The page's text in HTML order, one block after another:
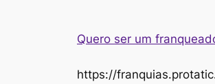
Quero ser um
https://